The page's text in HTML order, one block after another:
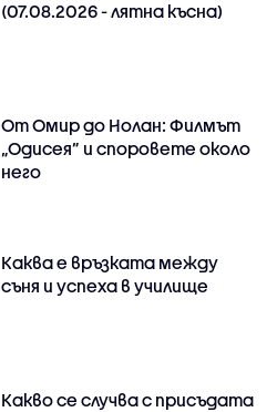
(07.08.2026 - лятна късна)
От Омир до Нолан: Филмът
„Одисея” и споровете около
него
Каква е връзката между
съня и успеха в училище
Какво се случва с присъдата